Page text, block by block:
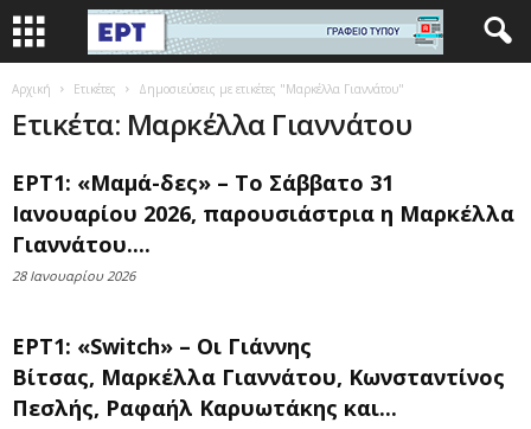
Αρχική Ετικέτες Δημοσιεύσεις με ετικέτες "Μαρκέλλα Γιαννάτου"
Ετικέτα: Μαρκέλλα Γιαννάτου
ΕΡΤ1: «Μαμά-δες» – Το Σάββατο 31
Ιανουαρίου 2026, παρουσιάστρια η Μαρκέλλα
Γιαννάτου....
28 Ιανουαρίου 2026
ΕΡΤ1: «Switch» – Οι Γιάννης
Βίτσας, Μαρκέλλα Γιαννάτου, Κωνσταντίνος
Πεσλής, Ραφαήλ Καρυωτάκης και...